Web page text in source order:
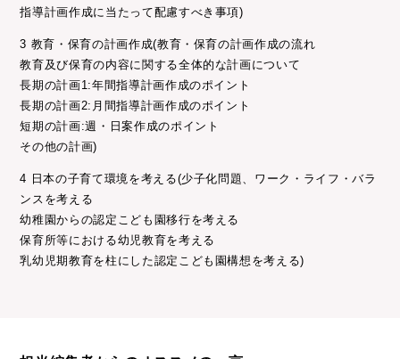
指導計画作成に当たって配慮すべき事項)
3 教育・保育の計画作成(教育・保育の計画作成の流れ
教育及び保育の内容に関する全体的な計画について
長期の計画1:年間指導計画作成のポイント
長期の計画2:月間指導計画作成のポイント
短期の計画:週・日案作成のポイント
その他の計画)
4 日本の子育て環境を考える(少子化問題、ワーク・ライフ・バラ
ンスを考える
幼稚園からの認定こども園移行を考える
保育所等における幼児教育を考える
乳幼児期教育を柱にした認定こども園構想を考える)